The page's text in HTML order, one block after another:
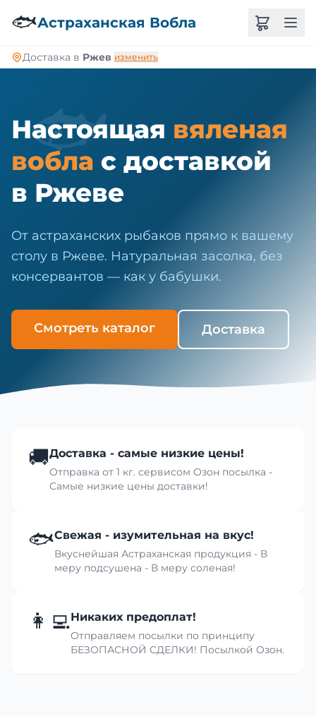
🐟Астраханская Вобла
Доставка в Ржев изменить
🐟
Настоящая вяленая
вобла с доставкой
в Ржеве
От астраханских рыбаков прямо к вашему
столу в Ржеве. Натуральная засолка, без
консервантов — как у бабушки.
Смотреть каталог Доставка
🚚Доставка - самые низкие цены!
Отправка от 1 кг. сервисом Озон посылка -
Самые низкие цены доставки!
🐟Свежая - изумительная на вкус!
Вкуснейшая Астраханская продукция - В
меру подсушена - В меру соленая!
👩‍💻Никаких предоплат!
Отправляем посылки по принципу
БЕЗОПАСНОЙ СДЕЛКИ! Посылкой Озон.